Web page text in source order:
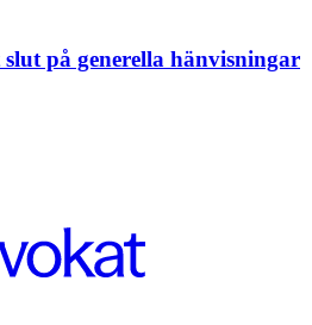
på generella hänvisningar